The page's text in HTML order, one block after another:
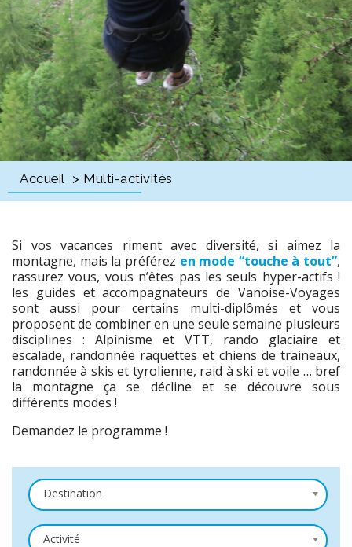
Accueil > Multi-activités
Si vos vacances riment avec diversité, si aimez la
montagne, mais la préférez en mode “touche à tout”,
rassurez vous, vous n’êtes pas les seuls hyper-actifs !
les guides et accompagnateurs de Vanoise-Voyages
sont aussi pour certains multi-diplômés et vous
proposent de combiner en une seule semaine plusieurs
disciplines : Alpinisme et VTT, rando glaciaire et
escalade, randonnée raquettes et chiens de traineaux,
randonnée à skis et tyrolienne, raid à ski et voile … bref
la montagne ça se décline et se découvre sous
différents modes !
Demandez le programme !
Destination
Activité